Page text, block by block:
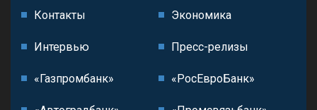
Контакты Экономика
Интервью Пресс-релизы
«Газпромбанк» «РосЕвроБанк»